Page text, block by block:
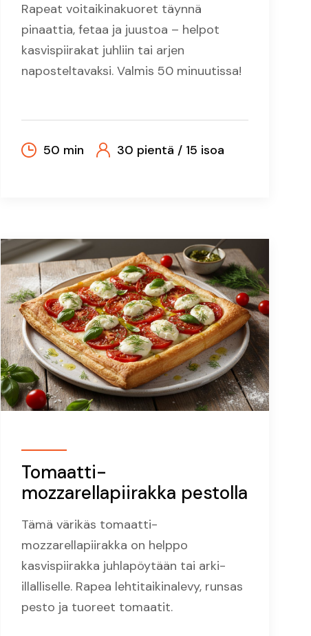
Rapeat voitaikinakuoret täynnä
pinaattia, fetaa ja juustoa – helpot
kasvispiirakat juhliin tai arjen
naposteltavaksi. Valmis 50 minuutissa!
50 min 30 pientä / 15 isoa
Tomaatti-
mozzarellapiirakka pestolla
Tämä värikäs tomaatti-
mozzarellapiirakka on helppo
kasvispiirakka juhlapöytään tai arki-
illalliselle. Rapea lehtitaikinalevy, runsas
pesto ja tuoreet tomaatit.